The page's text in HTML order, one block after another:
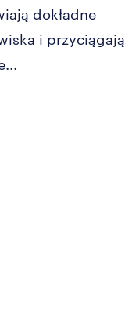
dokładne
i przyciągają